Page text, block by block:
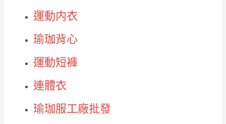
運動内衣
瑜珈背心
運動短褲
連體衣
瑜珈服工廠批發